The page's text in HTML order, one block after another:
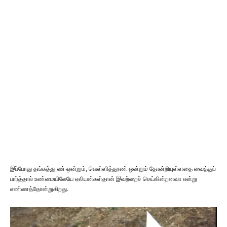
இப்போது தங்கத்தூண் ஒன்றும், வெள்ளித்தூண் ஒன்றும் தோன்றியுள்ளதை வைத்துப்
பார்த்தால் உண்மையிலேயே ஏலியன்கள்தான் இவற்றைச் செய்கின்றனவா என்று
எண்ணத்தோன்றுகிறது.